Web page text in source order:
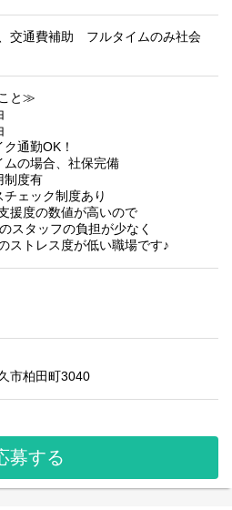
交通費補助 フルタイムのみ社会
と≫
通勤OK！
ムの場合、社保完備
制度有
チェック制度あり
援度の数値が高いので
スタッフの負担が少なく
ストレス度が低い職場です♪
市柏田町3040
募する